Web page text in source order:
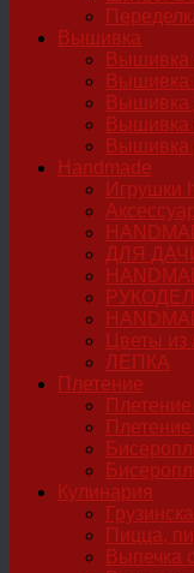
Вышивка
Вышивка
Вышивка
Вышивка
Вышивка
Вышивка
Handmade
Игрушки
ДЛЯ
Цветы из
ЛЕПКА
Плетение
Плетение
Плетение
Кулинария
Пицца,
Выпечка